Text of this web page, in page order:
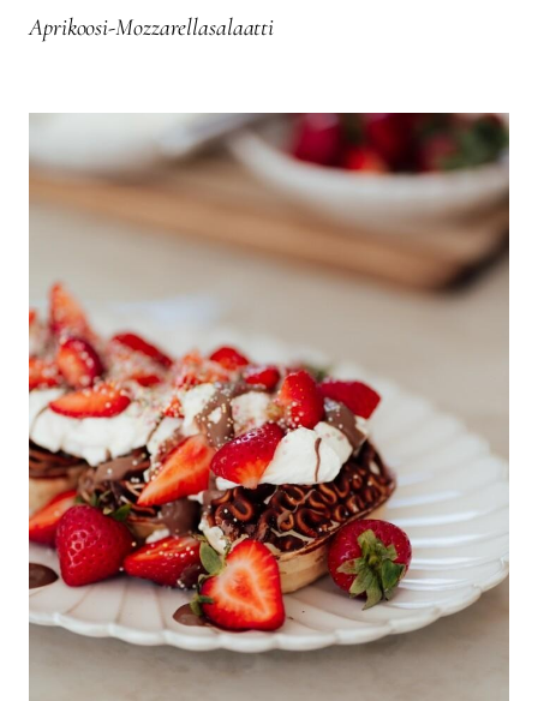
Aprikoosi-Mozzarellasalaatti